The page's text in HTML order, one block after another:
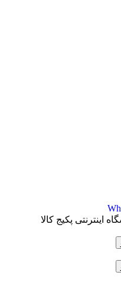
اینترنتی پکیج کالا